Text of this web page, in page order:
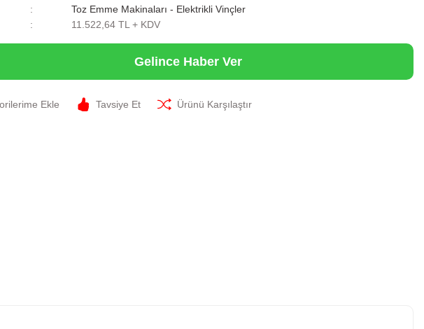
Toz Emme Makinaları - Elektrikli Vinçler
11.522,64 TL + KDV
Gelince Haber Ver
Tavsiye Et Ürünü Karşılaştır